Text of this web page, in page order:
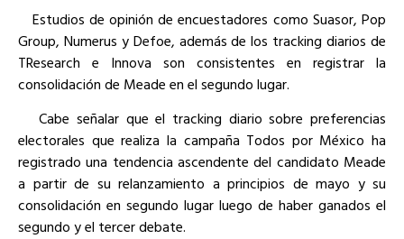
Estudios de opinión de encuestadores como Suasor, Pop
Group, Numerus y Defoe, además de los tracking diarios de
TResearch e Innova son consistentes en registrar la
consolidación de Meade en el segundo lugar.
Cabe señalar que el tracking diario sobre preferencias
electorales que realiza la campaña Todos por México ha
registrado una tendencia ascendente del candidato Meade
a partir de su relanzamiento a principios de mayo y su
consolidación en segundo lugar luego de haber ganados el
segundo y el tercer debate.